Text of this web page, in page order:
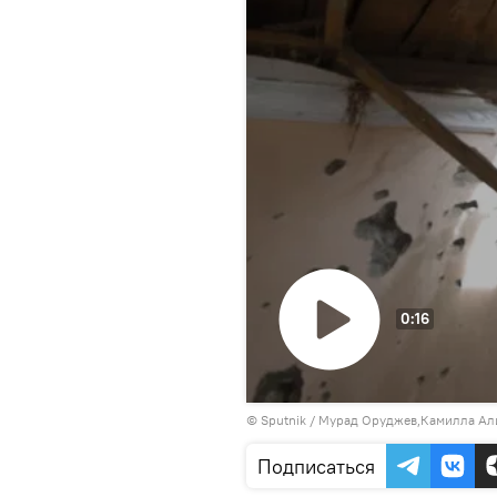
Воспроизвести
видео
0:16
© Sputnik / Мурад Оруджев,Камилла
Подписаться